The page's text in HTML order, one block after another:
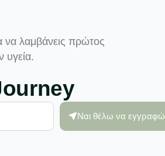
να λαμβάνεις πρώτος
υγεία.
Ναι θέλω να εγγραφώ